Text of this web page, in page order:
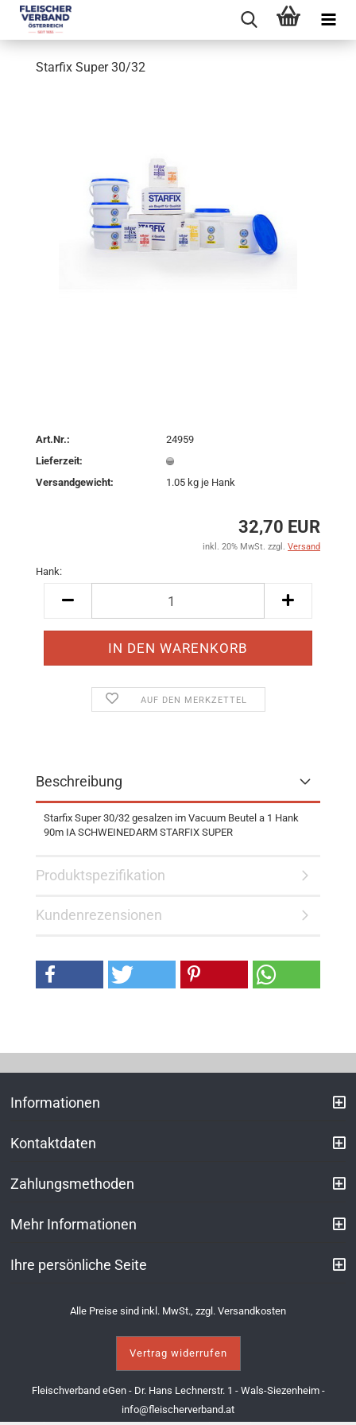
Starfix Super 30/32
Art.Nr.:
24959
Lieferzeit:
Versandgewicht:
1.05 kg je Hank
32,70 EUR
inkl. 20% MwSt. zzgl. Versand
Hank:
AUF DEN MERKZETTEL
Beschreibung
Starfix Super 30/32 gesalzen im Vacuum Beutel a 1 Hank
90m IA SCHWEINEDARM STARFIX SUPER
Produktspezifikation
Kundenrezensionen
Informationen
Kontaktdaten
Zahlungsmethoden
Mehr Informationen
Ihre persönliche Seite
Alle Preise sind inkl. MwSt., zzgl. Versandkosten
Vertrag widerrufen
Fleischverband eGen - Dr. Hans Lechnerstr. 1 - Wals-Siezenheim -
info@fleischerverband.at